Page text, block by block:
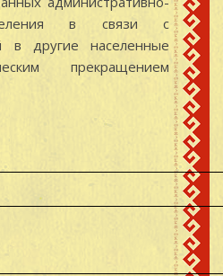
деления в связи с
в другие населенные
прекращением